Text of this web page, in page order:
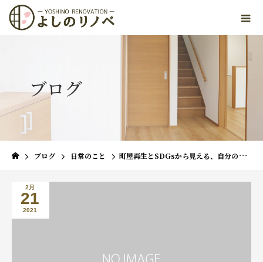
ブログ
ブログ 日常のこと 町屋再生とSDGsから見える、自分の中の価値観
2月
21
2021